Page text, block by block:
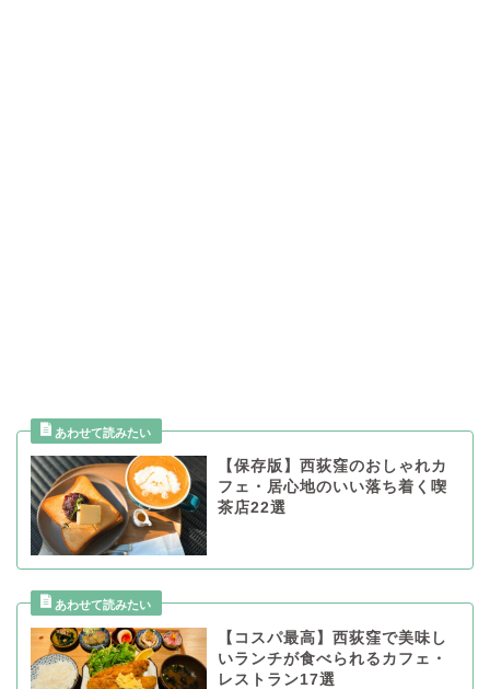
【保存版】西荻窪のおしゃれカ
フェ・居心地のいい落ち着く喫
茶店22選
【コスパ最高】西荻窪で美味し
いランチが食べられるカフェ・
レストラン17選